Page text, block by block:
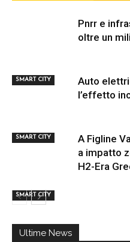
SMART CITY
Pnrr e
oltre un
SMART CITY
Auto
l’effetto
SMART CITY
A Figline
a impatto
H2-Era
Ultime News